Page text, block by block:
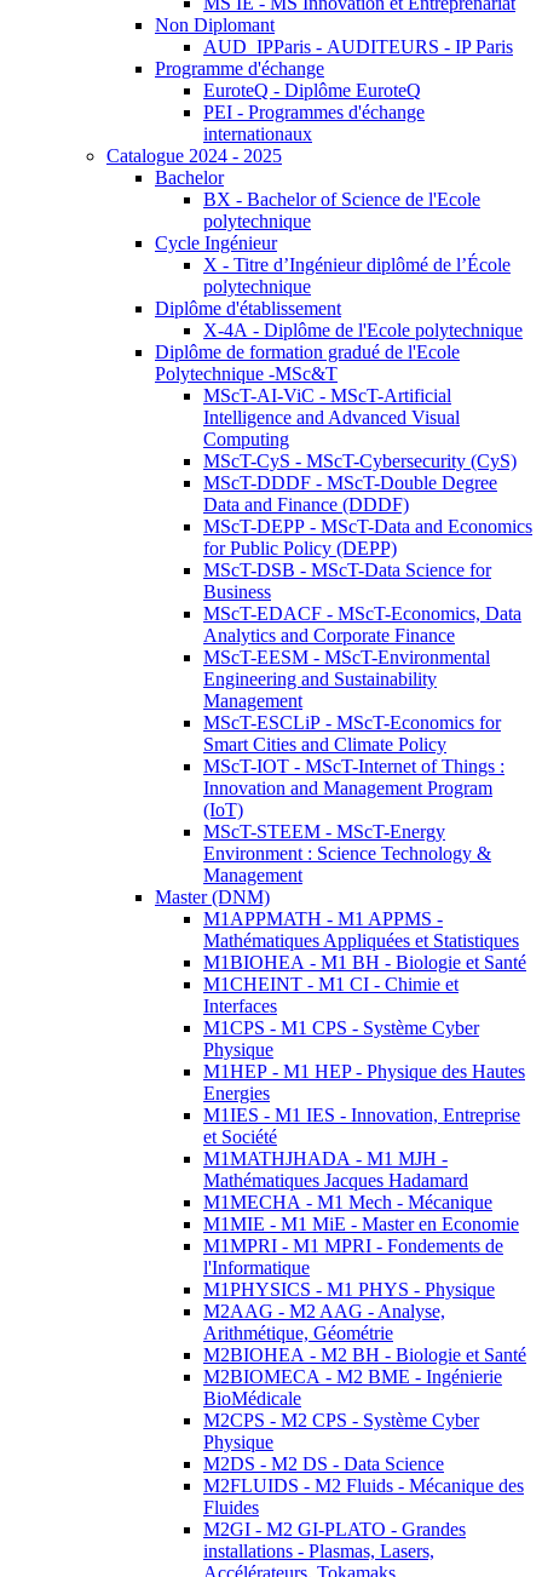
Non Diplomant
AUD_IPParis - AUDITEURS - IP Paris
Programme d'échange
EuroteQ - Diplôme EuroteQ
PEI - Programmes d'échange
internationaux
Catalogue 2024 - 2025
Bachelor
BX - Bachelor of Science de l'Ecole
polytechnique
Cycle Ingénieur
X - Titre d’Ingénieur diplômé de l’École
polytechnique
Diplôme d'établissement
X-4A - Diplôme de l'Ecole polytechnique
Diplôme de formation gradué de l'Ecole
Polytechnique -MSc&T
MScT-AI-ViC - MScT-Artificial
Intelligence and Advanced Visual
Computing
MScT-CyS - MScT-Cybersecurity (CyS)
MScT-DDDF - MScT-Double Degree
Data and Finance (DDDF)
MScT-DEPP - MScT-Data and Economics
for Public Policy (DEPP)
MScT-DSB - MScT-Data Science for
Business
MScT-EDACF - MScT-Economics, Data
Analytics and Corporate Finance
MScT-EESM - MScT-Environmental
Engineering and Sustainability
Management
MScT-ESCLiP - MScT-Economics for
Smart Cities and Climate Policy
MScT-IOT - MScT-Internet of Things :
Innovation and Management Program
(IoT)
MScT-STEEM - MScT-Energy
Environment : Science Technology &
Management
Master (DNM)
M1APPMATH - M1 APPMS -
Mathématiques Appliquées et Statistiques
M1BIOHEA - M1 BH - Biologie et Santé
M1CHEINT - M1 CI - Chimie et
Interfaces
M1CPS - M1 CPS - Système Cyber
Physique
M1HEP - M1 HEP - Physique des Hautes
Energies
M1IES - M1 IES - Innovation, Entreprise
et Société
M1MATHJHADA - M1 MJH -
Mathématiques Jacques Hadamard
M1MECHA - M1 Mech - Mécanique
M1MIE - M1 MiE - Master en Economie
M1MPRI - M1 MPRI - Fondements de
l'Informatique
M1PHYSICS - M1 PHYS - Physique
M2AAG - M2 AAG - Analyse,
Arithmétique, Géométrie
M2BIOHEA - M2 BH - Biologie et Santé
M2BIOMECA - M2 BME - Ingénierie
BioMédicale
M2CPS - M2 CPS - Système Cyber
Physique
M2DS - M2 DS - Data Science
M2FLUIDS - M2 Fluids - Mécanique des
Fluides
M2GI - M2 GI-PLATO - Grandes
installations - Plasmas, Lasers,
Accélérateurs, Tokamaks